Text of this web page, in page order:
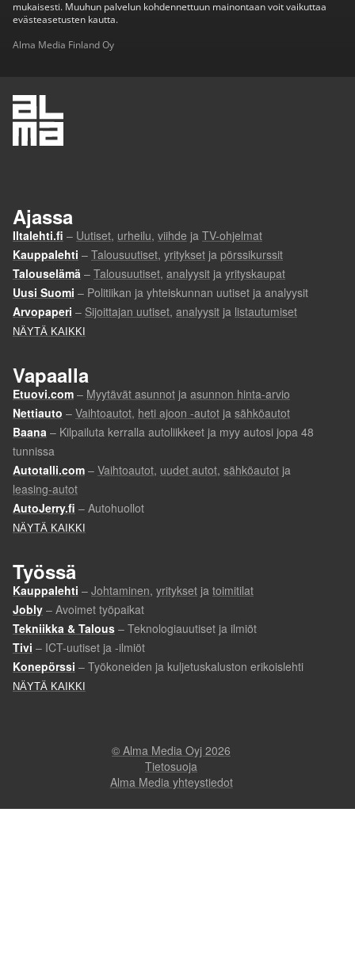
mukaisesti. Muuhun palvelun kohdennettuun mainontaan voit vaikuttaa
evästeasetusten kautta.
Alma Media Finland Oy